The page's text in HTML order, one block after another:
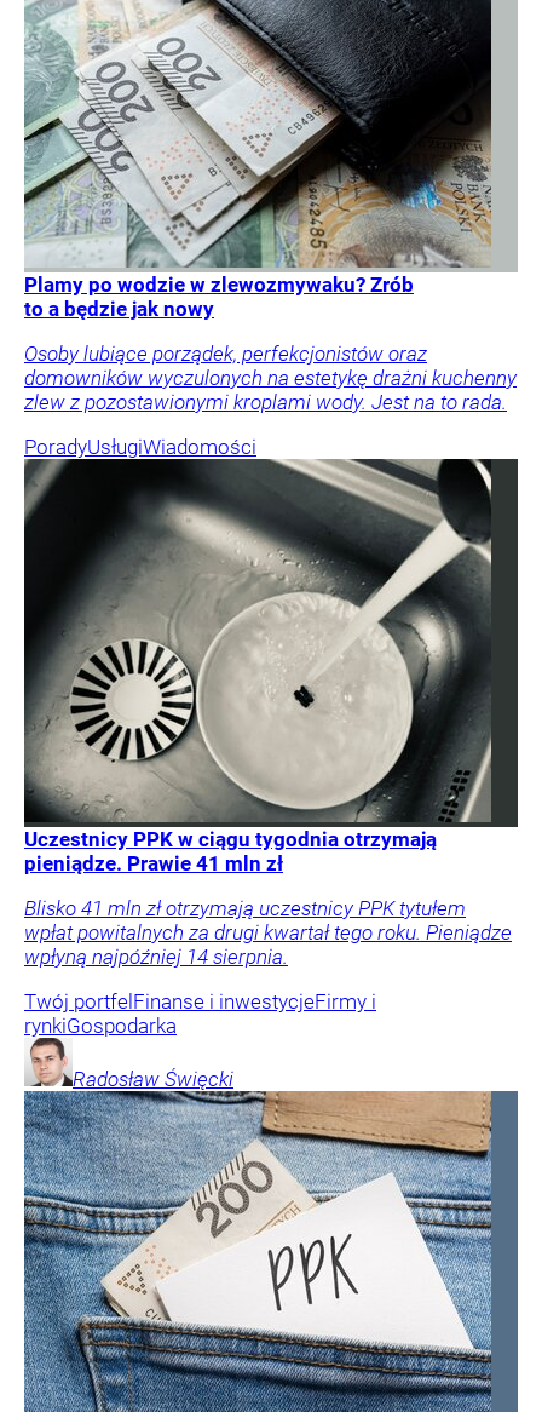
Plamy po wodzie w zlewozmywaku? Zrób
to a będzie jak nowy
Osoby lubiące porządek, perfekcjonistów oraz
domowników wyczulonych na estetykę drażni kuchenny
zlew z pozostawionymi kroplami wody. Jest na to rada.
PoradyUsługiWiadomości
Uczestnicy PPK w ciągu tygodnia otrzymają
pieniądze. Prawie 41 mln zł
Blisko 41 mln zł otrzymają uczestnicy PPK tytułem
wpłat powitalnych za drugi kwartał tego roku. Pieniądze
wpłyną najpóźniej 14 sierpnia.
Twój portfel Finanse i inwestycjeFirmy i
rynkiGospodarka
Radosław Święcki